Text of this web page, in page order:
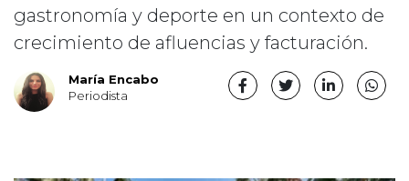
gastronomía y deporte en un contexto de
crecimiento de afluencias y facturación.
María Encabo
Periodista